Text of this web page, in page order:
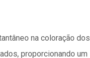
na coloração dos
proporcionando um